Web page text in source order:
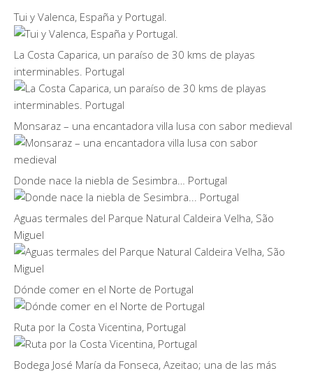
Tui y Valenca, España y Portugal.
La Costa Caparica, un paraíso de 30 kms de playas
interminables. Portugal
Monsaraz – una encantadora villa lusa con sabor medieval
Donde nace la niebla de Sesimbra… Portugal
Aguas termales del Parque Natural Caldeira Velha, São
Miguel
Dónde comer en el Norte de Portugal
Ruta por la Costa Vicentina, Portugal
Bodega José María da Fonseca, Azeitao; una de las más